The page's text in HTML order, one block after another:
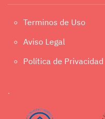
Terminos de Uso
Aviso Legal
Política de Privacidad
.